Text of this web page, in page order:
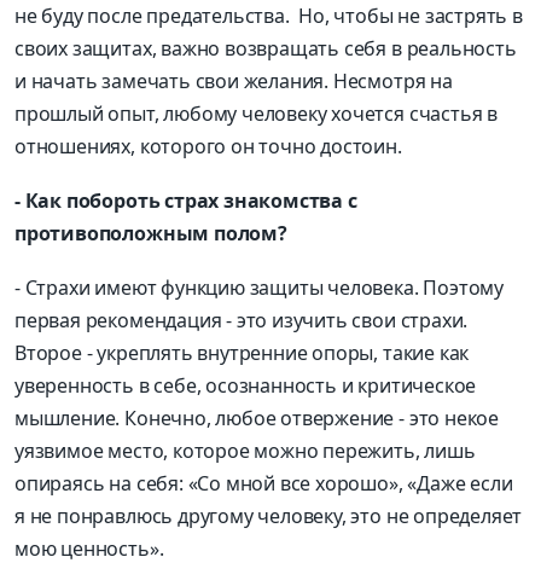
не буду после предательства. Но, чтобы не застрять в
своих защитах, важно возвращать себя в реальность
и начать замечать свои желания. Несмотря на
прошлый опыт, любому человеку хочется счастья в
отношениях, которого он точно достоин.
- Как побороть страх знакомства с
противоположным полом?
- Страхи имеют функцию защиты человека. Поэтому
первая рекомендация - это изучить свои страхи.
Второе - укреплять внутренние опоры, такие как
уверенность в себе, осознанность и критическое
мышление. Конечно, любое отвержение - это некое
уязвимое место, которое можно пережить, лишь
опираясь на себя: «Со мной все хорошо», «Даже если
я не понравлюсь другому человеку, это не определяет
мою ценность».